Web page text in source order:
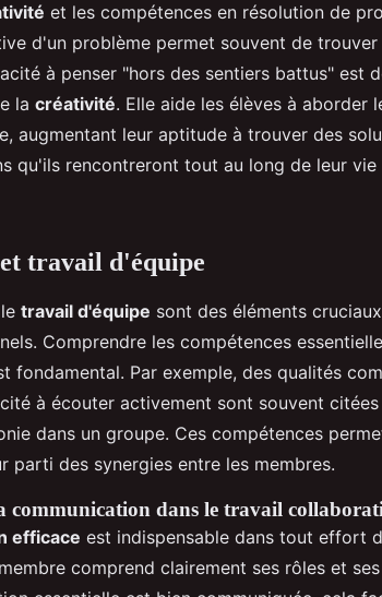
et les compétences en résolution de
d'un problème permet souvent de
à penser "hors des sentiers battus" est
la créativité. Elle aide les élèves à aborder
augmentant leur aptitude à trouver des
qu'ils rencontreront tout au long de leur vie
travail d'équipe
travail d'équipe sont des éléments
Comprendre les compétences
fondamental. Par exemple, des qualités
à écouter activement sont souvent
dans un groupe. Ces compétences
parti des synergies entre les membres.
communication dans le travail
efficace est indispensable dans tout effort
comprend clairement ses rôles et